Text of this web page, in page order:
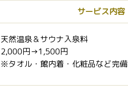
サービス内容
天然温泉＆サウナ入泉料
2,000円→1,500円
※タオル・館内着・化粧品など完備